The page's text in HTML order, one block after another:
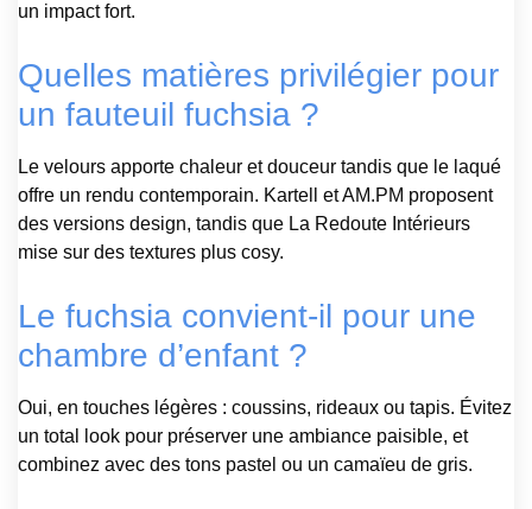
un impact fort.
Quelles matières privilégier pour
un fauteuil fuchsia ?
Le velours apporte chaleur et douceur tandis que le laqué
offre un rendu contemporain. Kartell et AM.PM proposent
des versions design, tandis que La Redoute Intérieurs
mise sur des textures plus cosy.
Le fuchsia convient-il pour une
chambre d’enfant ?
Oui, en touches légères : coussins, rideaux ou tapis. Évitez
un total look pour préserver une ambiance paisible, et
combinez avec des tons pastel ou un camaïeu de gris.